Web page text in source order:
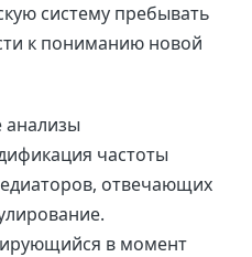
систему пребывать
к пониманию новой
анализы
частоты
отвечающих
в момент